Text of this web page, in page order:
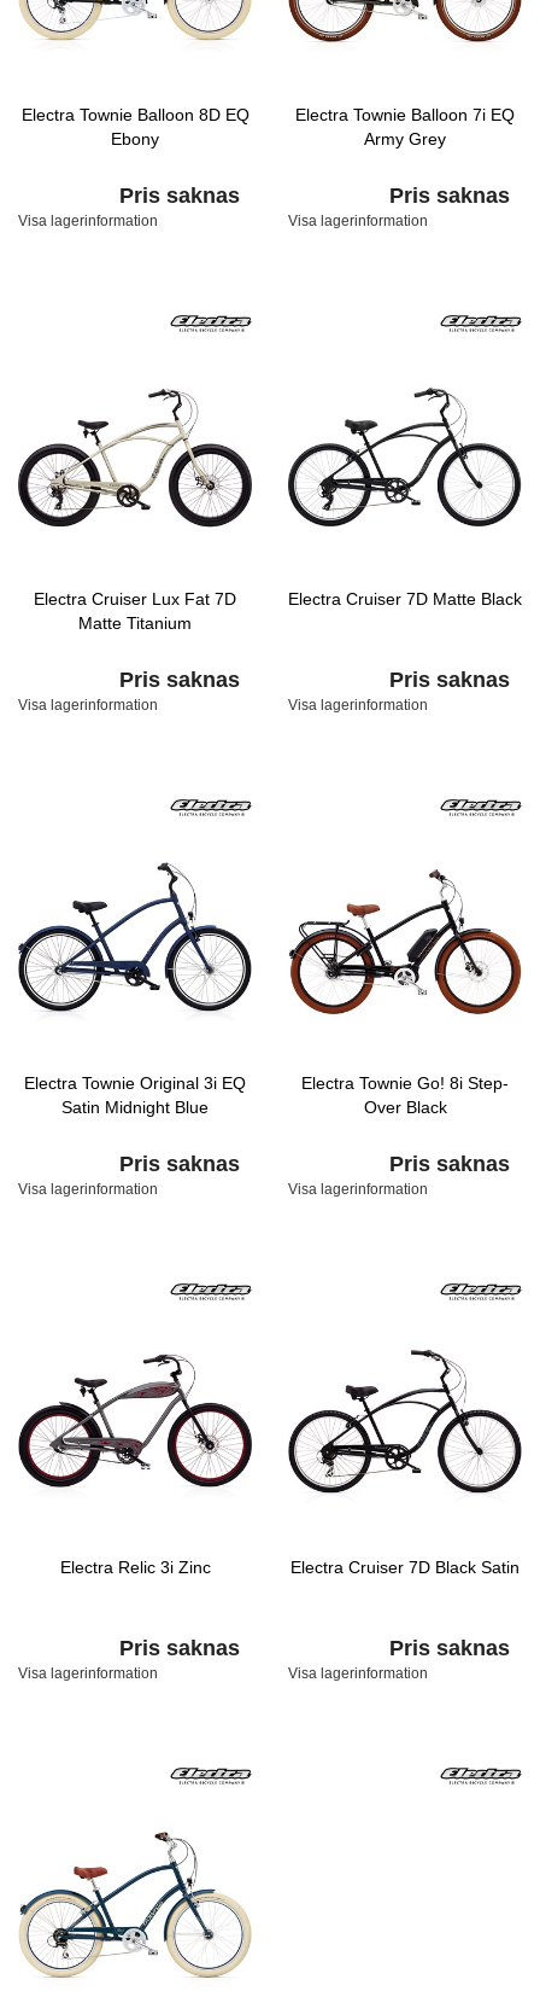
Electra Townie Balloon 8D EQ
Ebony
Pris saknas
Visa lagerinformation
Electra Townie Balloon 7i EQ
Army Grey
Pris saknas
Visa lagerinformation
Electra Cruiser Lux Fat 7D
Matte Titanium
Pris saknas
Visa lagerinformation
Electra Cruiser 7D Matte Black
Pris saknas
Visa lagerinformation
Electra Townie Original 3i EQ
Satin Midnight Blue
Pris saknas
Visa lagerinformation
Electra Townie Go! 8i Step-
Over Black
Pris saknas
Visa lagerinformation
Electra Relic 3i Zinc
Pris saknas
Visa lagerinformation
Electra Cruiser 7D Black Satin
Pris saknas
Visa lagerinformation